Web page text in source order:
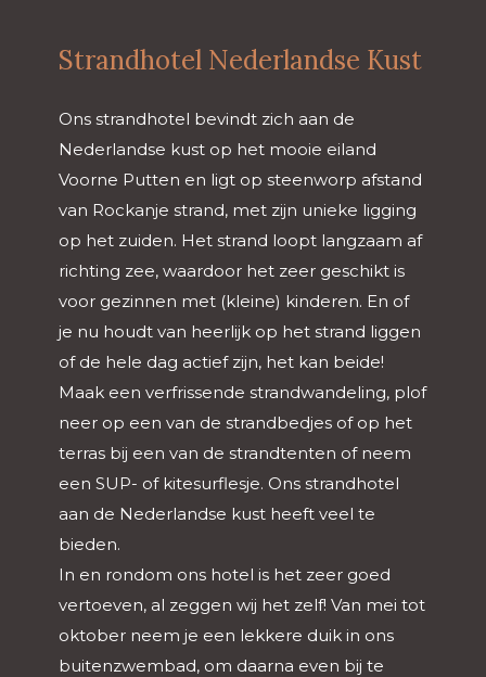
Strandhotel Nederlandse Kust
Ons strandhotel bevindt zich aan de
Nederlandse kust op het mooie eiland
Voorne Putten en ligt op steenworp afstand
van Rockanje strand, met zijn unieke ligging
op het zuiden. Het strand loopt langzaam af
richting zee, waardoor het zeer geschikt is
voor gezinnen met (kleine) kinderen. En of
je nu houdt van heerlijk op het strand liggen
of de hele dag actief zijn, het kan beide!
Maak een verfrissende strandwandeling, plof
neer op een van de strandbedjes of op het
terras bij een van de strandtenten of neem
een SUP- of kitesurflesje. Ons strandhotel
aan de Nederlandse kust heeft veel te
bieden.
In en rondom ons hotel is het zeer goed
vertoeven, al zeggen wij het zelf! Van mei tot
oktober neem je een lekkere duik in ons
buitenzwembad, om daarna even bij te